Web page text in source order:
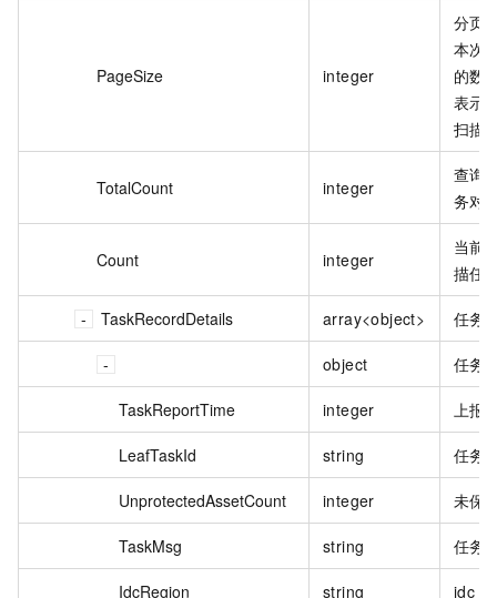
PageSize integer
分页
本次
的数
表示
扫描
TotalCount integer
查询
务对
Count integer
当前
描任
TaskRecordDetails array<object> 任务
object 任务
TaskReportTime integer 上报
LeafTaskId string 任务
UnprotectedAssetCount integer 未保
TaskMsg string 任务
IdcRegion string idc